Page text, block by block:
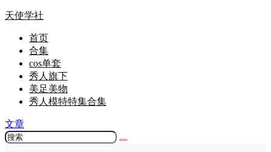
天使学社
首页
合集
cos单套
秀人旗下
美足美物
秀人模特特集合集
文章